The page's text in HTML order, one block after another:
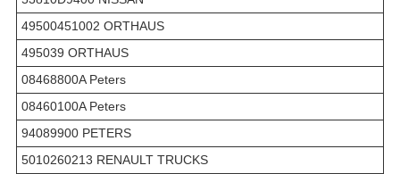
49500451002 ORTHAUS
495039 ORTHAUS
08468800A Peters
08460100A Peters
94089900 PETERS
5010260213 RENAULT TRUCKS